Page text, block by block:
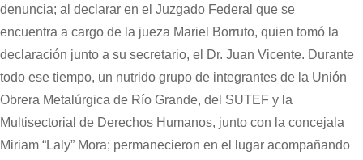
denuncia; al declarar en el Juzgado Federal que se
encuentra a cargo de la jueza Mariel Borruto, quien tomó la
declaración junto a su secretario, el Dr. Juan Vicente. Durante
todo ese tiempo, un nutrido grupo de integrantes de la Unión
Obrera Metalúrgica de Río Grande, del SUTEF y la
Multisectorial de Derechos Humanos, junto con la concejala
Miriam “Laly” Mora; permanecieron en el lugar acompañando